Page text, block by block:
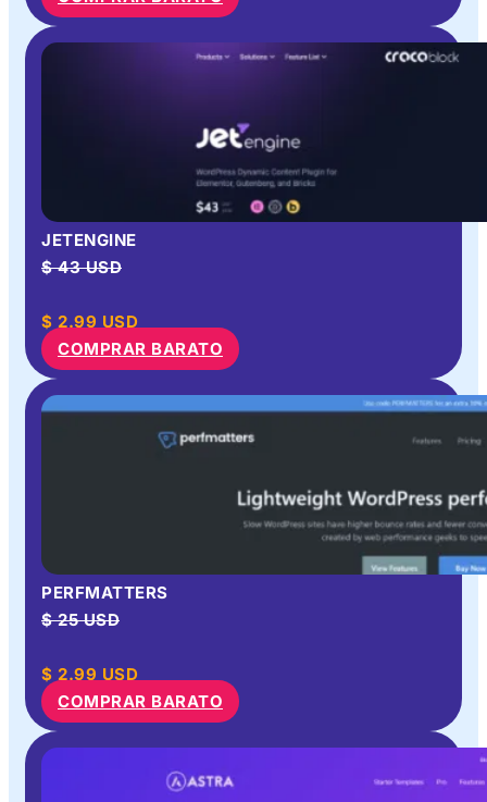
JETENGINE
$ 43 USD
$ 2.99 USD
COMPRAR BARATO
PERFMATTERS
$ 25 USD
$ 2.99 USD
COMPRAR BARATO